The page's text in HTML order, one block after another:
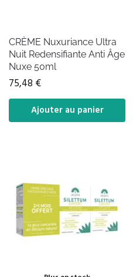
CRÈME Nuxuriance Ultra
Nuit Redensifiante Anti Âge
Nuxe 50ml
75,48 €
Ajouter au panier